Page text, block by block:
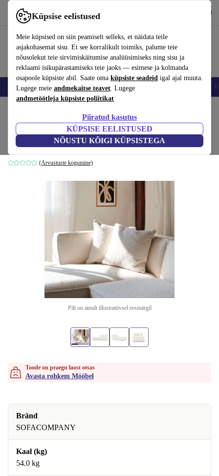
Küpsise eelistused
Meie küpsised on siin peamiselt selleks, et näidata teile
asjakohasemat sisu. Et see korralikult toimiks, palume teie
nõusolekut teie sirvimiskäitumise analüüsimiseks ning sisu ja
reklaami isikupärastamiseks teie jaoks — esimese ja kolmanda
osapoole küpsiste abil. Saate oma küpsiste seadeid igal ajal muuta.
Lugege meie andmekaitse teavet. Lugege
andmetöötleja küpsiste poliitikat
Piiratud kasutus
KÜPSISE EELISTUSED
NÕUSTU KÕIGI KÜPSISTEGA
Kasuta rakendust refurbed kiirelt ja lihtsalt
Nutitelefoni Sülearvutid Tahvelarvutid Nutikellad
Dane vasak poollamamistool Maya Cream
valge
(Arvustuste kogumine)
Pilt on ainult illustratiivsel eesmärgil
Toode on praegu laost otsas
Avasta rohkem Mööbel
Bränd
SOFACOMPANY
Kaal (kg)
54.0 kg